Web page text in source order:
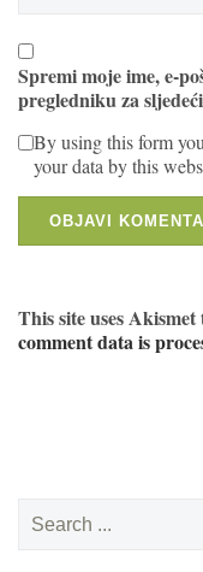
Spremi moje ime, e-
pregledniku za
By using this form
your data by this
This site uses
comment data is
for: